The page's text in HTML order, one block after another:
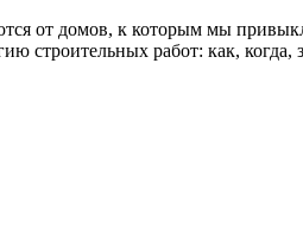
от домов, к которым мы
строительных работ: как, когда,